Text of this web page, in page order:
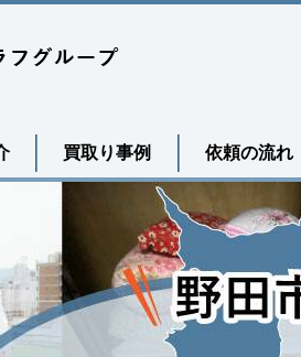
買取り事例 依頼の流れ